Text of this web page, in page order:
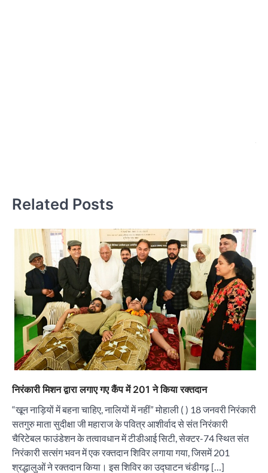
Related Posts
निरंकारी मिशन द्वारा लगाए गए कैंप में 201 ने किया रक्तदान
“खून नाड़ियों में बहना चाहिए, नालियों में नहीं” मोहाली ( ) 18 जनवरी निरंकारी
सतगुरु माता सुदीक्षा जी महाराज के पवित्र आशीर्वाद से संत निरंकारी
चैरिटेबल फाउंडेशन के तत्वावधान में टीडीआई सिटी, सेक्टर-74 स्थित संत
निरंकारी सत्संग भवन में एक रक्तदान शिविर लगाया गया, जिसमें 201
श्रद्धालुओं ने रक्तदान किया। इस शिविर का उद्घाटन चंडीगढ़ […]